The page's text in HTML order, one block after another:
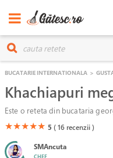
BUCATARIE INTERNATIONALA >
Khachiapuri
Este o reteta din bucataria
(*)
★(*)
★(*)
★(*)
★(*)
★ 5 ( 16 recenzii )
SMAncuta